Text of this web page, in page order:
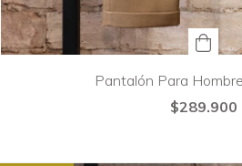
Pantalón Para
$289.900